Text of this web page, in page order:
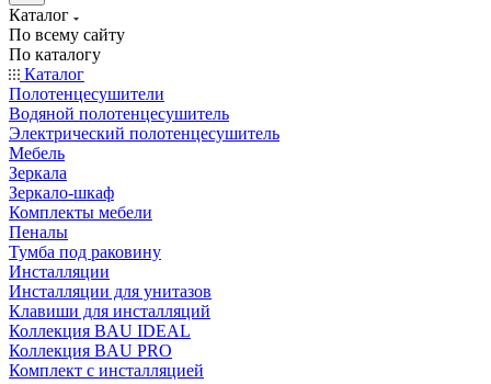
Каталог
По всему сайту
По каталогу
Каталог
Полотенцесушители
Водяной полотенцесушитель
Электрический полотенцесушитель
Мебель
Зеркала
Зеркало-шкаф
Комплекты мебели
Пеналы
Тумба под раковину
Инсталляции
Инсталляции для унитазов
Клавиши для инсталляций
Коллекция BAU IDEAL
Коллекция BAU PRO
Комплект с инсталляцией